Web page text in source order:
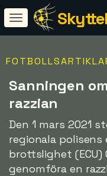
Sanningen
razzian
Den 1 mars 2021
regionala
brottslighet (ECU)
genomföra en